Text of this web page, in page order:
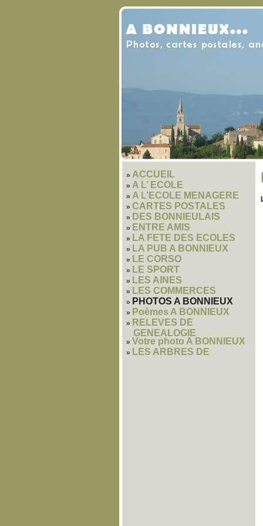
ACCUEIL
A L’ ECOLE
A L’ECOLE MENAGERE
CARTES POSTALES
DES BONNIEULAIS
ENTRE AMIS
LA FETE DES ECOLES
LA PUB A BONNIEUX
LE CORSO
LE SPORT
LES AINES
LES COMMERCES
PHOTOS A BONNIEUX
Poèmes A BONNIEUX
RELEVES DE
GENEALOGIE
Votre photo A BONNIEUX
LES ARBRES DE